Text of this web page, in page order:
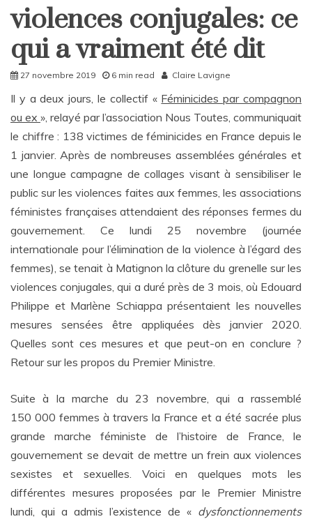
Politique
Société
violences conjugales: ce
qui a vraiment été dit
27 novembre 2019 6 min read Claire Lavigne
Il y a deux jours, le collectif « Féminicides par compagnon
ou ex », relayé par l’association Nous Toutes, communiquait
le chiffre : 138 victimes de féminicides en France depuis le
1 janvier. Après de nombreuses assemblées générales et
une longue campagne de collages visant à sensibiliser le
public sur les violences faites aux femmes, les associations
féministes françaises attendaient des réponses fermes du
gouvernement. Ce lundi 25 novembre (journée
internationale pour l’élimination de la violence à l’égard des
femmes), se tenait à Matignon la clôture du grenelle sur les
violences conjugales, qui a duré près de 3 mois, où Edouard
Philippe et Marlène Schiappa présentaient les nouvelles
mesures sensées être appliquées dès janvier 2020.
Quelles sont ces mesures et que peut-on en conclure ?
Retour sur les propos du Premier Ministre.
Suite à la marche du 23 novembre, qui a rassemblé
150 000 femmes à travers la France et a été sacrée plus
grande marche féministe de l’histoire de France, le
gouvernement se devait de mettre un frein aux violences
sexistes et sexuelles. Voici en quelques mots les
différentes mesures proposées par le Premier Ministre
lundi, qui a admis l’existence de « dysfonctionnements